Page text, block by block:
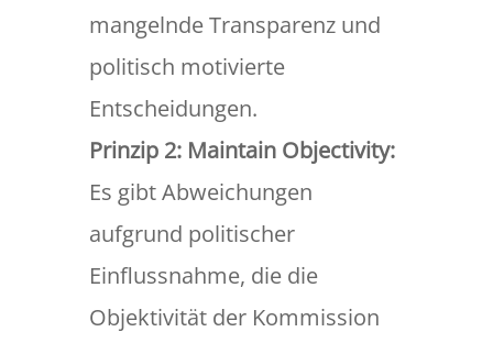
mangelnde Transparenz und
politisch motivierte
Entscheidungen.
Prinzip 2: Maintain Objectivity:
Es gibt Abweichungen
aufgrund politischer
Einflussnahme, die die
Objektivität der Kommission